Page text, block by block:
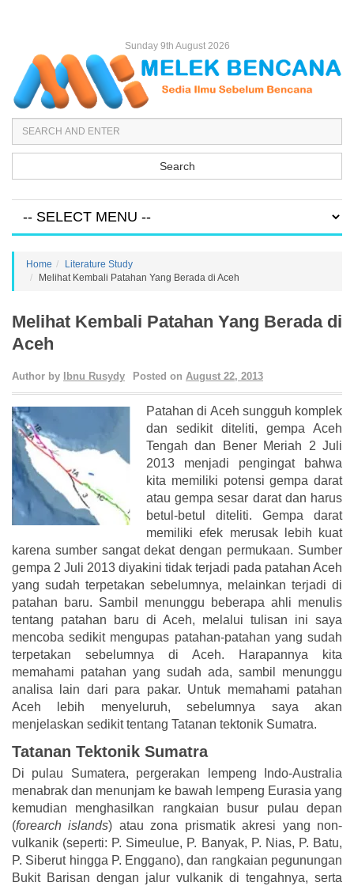
Sunday 9th August 2026
Search
Home
Literature Study
Melihat Kembali Patahan Yang Berada di Aceh
Melihat Kembali Patahan Yang Berada di
Aceh
Author by Ibnu Rusydy Posted on August 22, 2013
Patahan di Aceh sungguh komplek
dan sedikit diteliti, gempa Aceh
Tengah dan Bener Meriah 2 Juli
2013 menjadi pengingat bahwa
kita memiliki potensi gempa darat
atau gempa sesar darat dan harus
betul-betul diteliti. Gempa darat
memiliki efek merusak lebih kuat
karena sumber sangat dekat dengan permukaan. Sumber
gempa 2 Juli 2013 diyakini tidak terjadi pada patahan Aceh
yang sudah terpetakan sebelumnya, melainkan terjadi di
patahan baru. Sambil menunggu beberapa ahli menulis
tentang patahan baru di Aceh, melalui tulisan ini saya
mencoba sedikit mengupas patahan-patahan yang sudah
terpetakan sebelumnya di Aceh. Harapannya kita
memahami patahan yang sudah ada, sambil menunggu
analisa lain dari para pakar. Untuk memahami patahan
Aceh lebih menyeluruh, sebelumnya saya akan
menjelaskan sedikit tentang Tatanan tektonik Sumatra.
Tatanan Tektonik Sumatra
Di pulau Sumatera, pergerakan lempeng Indo-Australia
menabrak dan menunjam ke bawah lempeng Eurasia yang
kemudian menghasilkan rangkaian busur pulau depan
(forearch islands) atau zona prismatik akresi yang non-
vulkanik (seperti: P. Simeulue, P. Banyak, P. Nias, P. Batu,
P. Siberut hingga P. Enggano), dan rangkaian pegunungan
Bukit Barisan dengan jalur vulkanik di tengahnya, serta